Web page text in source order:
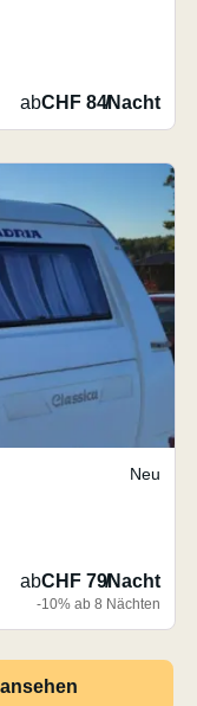
abCHF 84/Nacht
Neu
abCHF 79/Nacht
-10% ab 8 Nächten